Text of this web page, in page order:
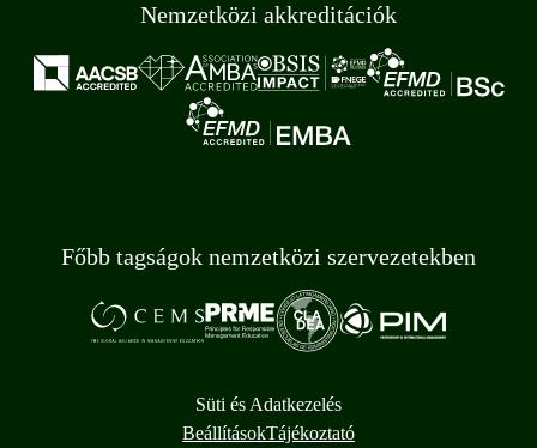
Nemzetközi akkreditációk
Főbb tagságok nemzetközi szervezetekben
Süti és Adatkezelés
BeállításokTájékoztató